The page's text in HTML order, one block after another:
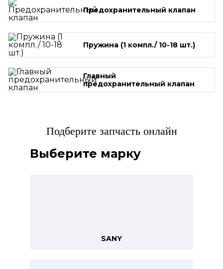
Предохранительный клапан
Пружина (1 компл./ 10-18 шт.)
Главный
предохранительный клапан
Подберите запчасть онлайн
Выберите марку
SANY